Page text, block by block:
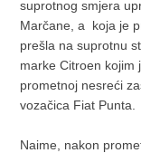
suprotnog smjera
Marčane, a koja je
prešla na suprotnu
marke Citroen
prometnoj nesreći
vozačica Fiat Punta.
Naime, nakon